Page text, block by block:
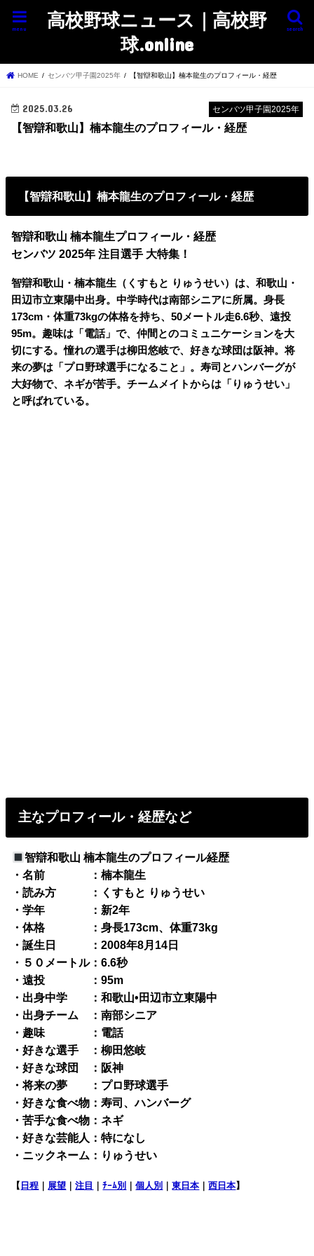
高校野球ニュース｜高校野
球.online
search
menu
HOME センバツ甲子園2025年 【智辯和歌山】楠本龍生のプロフィール・経歴
センバツ甲子園2025年
2025.03.26
【智辯和歌山】楠本龍生のプロフィール・経歴
【智辯和歌山】楠本龍生のプロフィール・経歴
智辯和歌山 楠本龍生プロフィール・経歴
センバツ 2025年 注目選手 大特集！
智辯和歌山・楠本龍生（くすもと りゅうせい）は、和歌山・
田辺市立東陽中出身。中学時代は南部シニアに所属。身長
173cm・体重73kgの体格を持ち、50メートル走6.6秒、遠投
95m。趣味は「電話」で、仲間とのコミュニケーションを大
切にする。憧れの選手は柳田悠岐で、好きな球団は阪神。将
来の夢は「プロ野球選手になること」。寿司とハンバーグが
大好物で、ネギが苦手。チームメイトからは「りゅうせい」
と呼ばれている。
主なプロフィール・経歴など
智辯和歌山 楠本龍生のプロフィール経歴
・名前 ：楠本龍生
・読み方 ：くすもと りゅうせい
・学年 ：新2年
・体格 ：身長173cm、体重73kg
・誕生日 ：2008年8月14日
・５０メートル：6.6秒
・遠投 ：95m
・出身中学 ：和歌山•田辺市立東陽中
・出身チーム ：南部シニア
・趣味 ：電話
・好きな選手 ：柳田悠岐
・好きな球団 ：阪神
・将来の夢 ：プロ野球選手
・好きな食べ物：寿司、ハンバーグ
・苦手な食べ物：ネギ
・好きな芸能人：特になし
・ニックネーム：りゅうせい
【 日程 ｜ 展望 ｜注目 ｜ﾁｰﾑ別 ｜個人別 ｜東日本 ｜西日本】